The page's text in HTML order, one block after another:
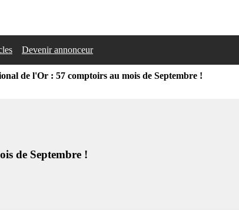
Devenir annonceur
de l'Or : 57 comptoirs au mois de Septembre !
de Septembre !